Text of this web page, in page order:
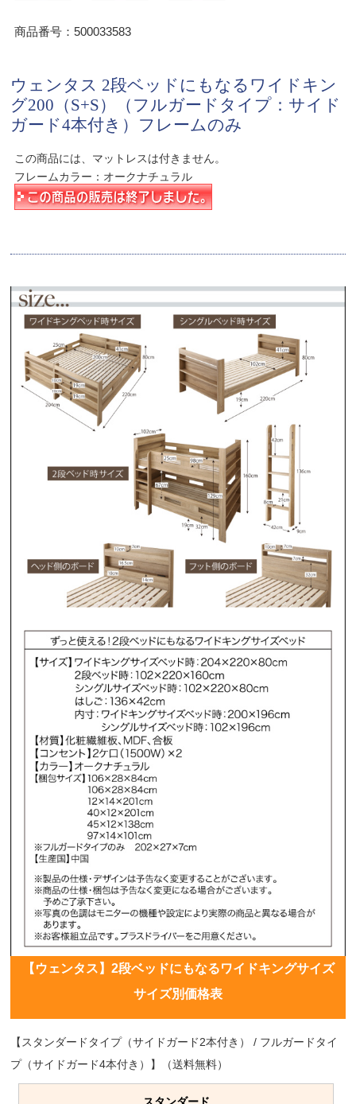
商品番号：500033583
ウェンタス 2段ベッドにもなるワイドキン
グ200（S+S）（フルガードタイプ：サイド
ガード4本付き）フレームのみ
この商品には、マットレスは付きません。
フレームカラー：オークナチュラル
【ウェンタス】2段ベッドにもなるワイドキングサイズ
サイズ別価格表
【スタンダードタイプ（サイドガード2本付き） / フルガードタイ
プ（サイドガード4本付き）】（送料無料）